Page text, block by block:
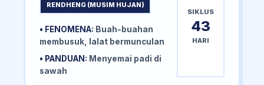
RENDHENG (MUSIM HUJAN)
• FENOMENA: Buah-buahan
membusuk, lalat bermunculan
• PANDUAN: Menyemai padi di
sawah
SIKLUS
43
HARI